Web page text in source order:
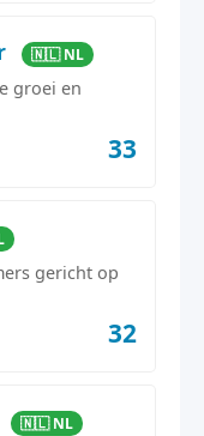
🇳🇱 NL
groei en
33
gericht op
32
🇳🇱 NL